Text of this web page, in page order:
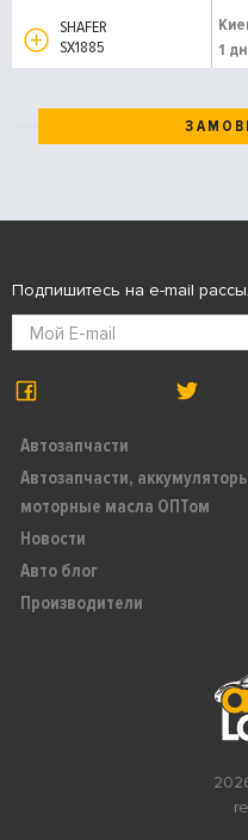
SHAFER
SX1885
1
Автозапчасти
Автозапчасти,
моторные масла ОПТом
Новости
Авто блог
Производители
Подпишитесь на e-mail